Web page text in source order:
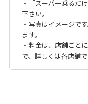
・「スーパー乗るだ
下さい。
・写真はイメージで
ます。
・料金は、店舗ごと
で、詳しくは各店舗